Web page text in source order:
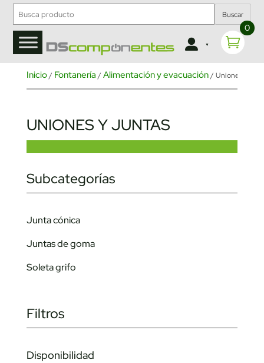
Buscar
0
Inicio/ Fontanería / Alimentación y evacuación/ Uniones y
UNIONES Y JUNTAS
Subcategorías
Junta cónica
Juntas de goma
Soleta grifo
Filtros
Disponibilidad